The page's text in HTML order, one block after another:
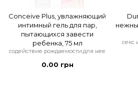
Conceive Plus, увлажняющий
интимный гель для пар,
пытающихся завести
ребенка, 75 мл
содействие рождаемости,для нее
0.00 грн
секс